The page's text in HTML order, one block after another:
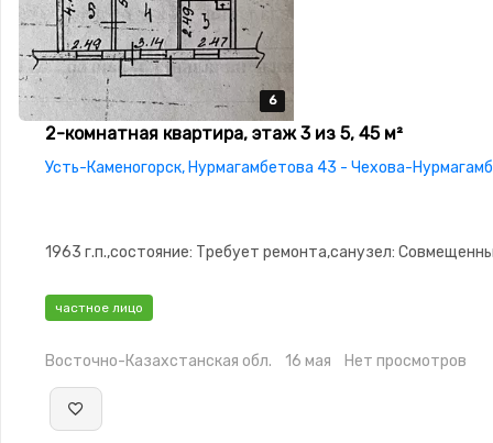
6
6
6
6
6
2-комнатная квартира, этаж 3 из 5, 45 м²
Усть-Каменогорск, Нурмагамбетова 43 - Чехова-
1963 г.п.,состояние: Требует ремонта,санузел:
частное лицо
Восточно-Казахстанская обл. 16 мая Нет просмотров